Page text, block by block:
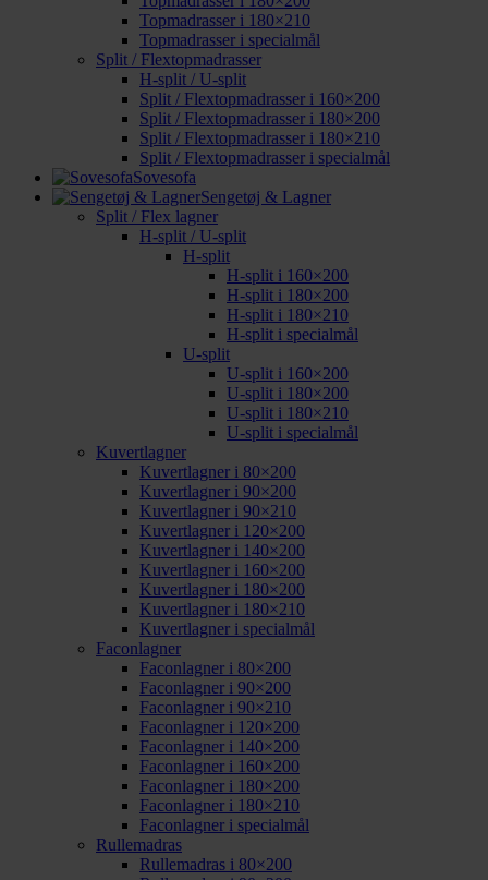
Topmadrasser i 180×210
Topmadrasser i specialmål
Split / Flextopmadrasser
H-split / U-split
Split / Flextopmadrasser i 160×200
Split / Flextopmadrasser i 180×200
Split / Flextopmadrasser i 180×210
Split / Flextopmadrasser i specialmål
Sovesofa
Sengetøj & Lagner
Split / Flex lagner
H-split / U-split
H-split
H-split i 160×200
H-split i 180×200
H-split i 180×210
H-split i specialmål
U-split
U-split i 160×200
U-split i 180×200
U-split i 180×210
U-split i specialmål
Kuvertlagner
Kuvertlagner i 80×200
Kuvertlagner i 90×200
Kuvertlagner i 90×210
Kuvertlagner i 120×200
Kuvertlagner i 140×200
Kuvertlagner i 160×200
Kuvertlagner i 180×200
Kuvertlagner i 180×210
Kuvertlagner i specialmål
Faconlagner
Faconlagner i 80×200
Faconlagner i 90×200
Faconlagner i 90×210
Faconlagner i 120×200
Faconlagner i 140×200
Faconlagner i 160×200
Faconlagner i 180×200
Faconlagner i 180×210
Faconlagner i specialmål
Rullemadras
Rullemadras i 80×200